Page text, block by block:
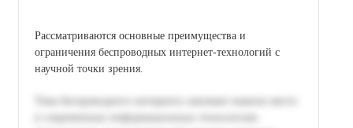
Рассматриваются основные преимущества и
ограничения беспроводных интернет-технологий с
научной точки зрения.